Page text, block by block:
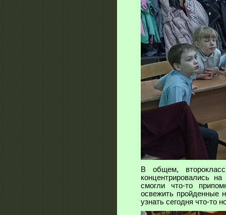
В общем,
концентрировались
смогли что-то
освежить пройденные
узнать сегодня что-то